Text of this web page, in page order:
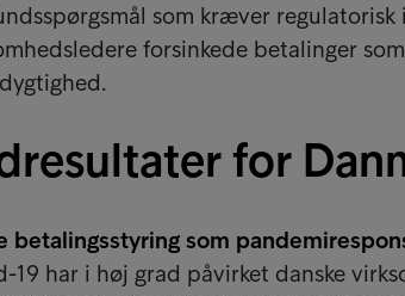
som kræver
forsinkede betalinger
for
betalingsstyring som
19 har i høj grad påvirket danske